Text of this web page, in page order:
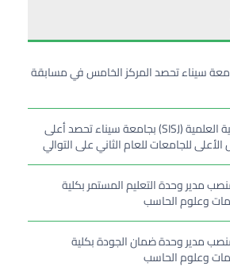
سيناء تحصد المركز الخامس في مسابقة
مجلة سيناء الدولية العلمية (SISJ) بجامعة سيناء تحصد أعلى
للجامعات للعام الثاني على التوالي
مدير وحدة التعليم المستمر بكلية
وعلوم الحاسب
مدير وحدة ضمان الجودة بكلية
وعلوم الحاسب